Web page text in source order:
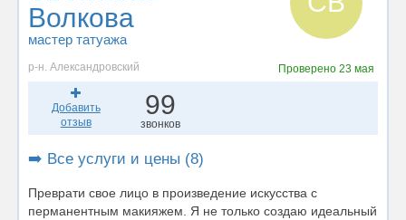
Волкова
мастер татуажа
р-н. Александровский Проверено23 мая
Добавить
отзыв
99
звонков
➡️ Все услуги и цены (8)
Преврати свое лицо в произведение искусства с
перманентным макияжем. Я не только создаю идеальный